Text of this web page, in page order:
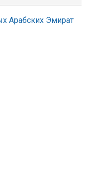
Арабских Эмират